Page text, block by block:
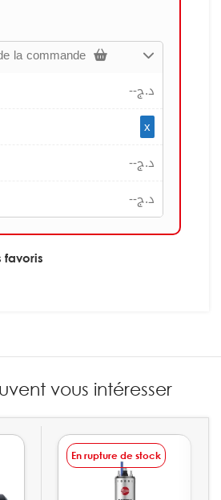
la commande
--د.ج
x
--د.ج
--د.ج
favoris
vous intéresser
En rupture de stock